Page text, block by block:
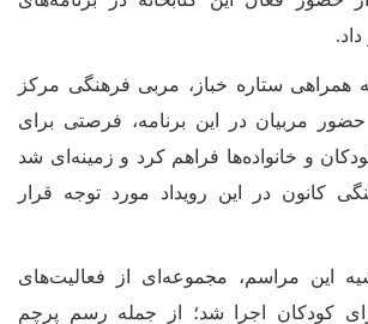
همراهی ستاره خباز، مربی فرهنگی مرکز
حضور مربیان در این برنامه، فرصتی برای
و خانواده‌ها فراهم کرد و زمینه‌ای شد
کانون در این رویداد مورد توجه قرار
این مراسم، مجموعه‌ای از فعالیت‌های
کودکان اجرا شد؛ از جمله رسم پرچم